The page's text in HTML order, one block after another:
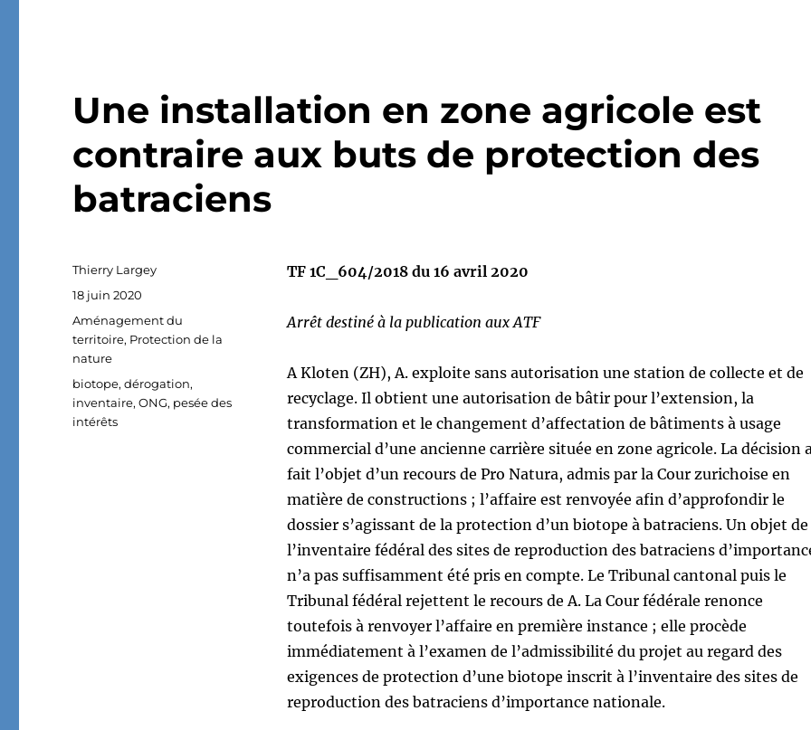
Une installation en zone agricole est
contraire aux buts de protection des
batraciens
TF 1C_604/2018 du 16 avril 2020
Arrêt destiné à la publication aux ATF
A Kloten (ZH), A. exploite sans autorisation une station de collecte et de
recyclage. Il obtient une autorisation de bâtir pour l’extension, la
transformation et le changement d’affectation de bâtiments à usage
commercial d’une ancienne carrière située en zone agricole. La décision
fait l’objet d’un recours de Pro Natura, admis par la Cour zurichoise en
matière de constructions ; l’affaire est renvoyée afin d’approfondir le
dossier s’agissant de la protection d’un biotope à batraciens. Un objet de
l’inventaire fédéral des sites de reproduction des batraciens
n’a pas suffisamment été pris en compte. Le Tribunal cantonal puis le
Tribunal fédéral rejettent le recours de A. La Cour fédérale renonce
toutefois à renvoyer l’affaire en première instance ; elle procède
immédiatement à l’examen de l’admissibilité du projet au regard des
exigences de protection d’une biotope inscrit à l’inventaire des sites de
reproduction des batraciens d’importance nationale.
Auteur
Thierry Largey
Publié
18 juin 2020
Catégories
Aménagement du
territoire, Protection de la
nature
Étiquettes
biotope,dérogation,
inventaire,ONG, pesée des
intérêts